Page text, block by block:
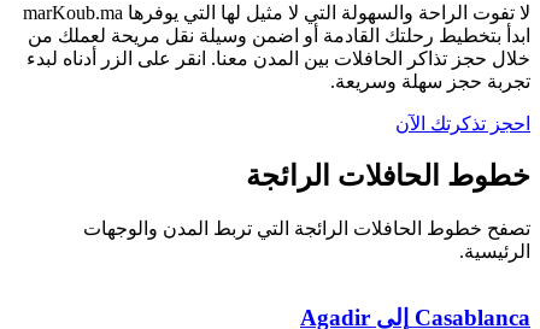
لا تفوت الراحة والسهولة التي لا مثيل لها التي يوفرها marKoub.ma
ابدأ بتخطيط رحلتك القادمة أو اضمن وسيلة نقل مريحة لعملك من
خلال حجز تذاكر الحافلات بين المدن معنا. انقر على الزر أدناه لبدء
تجربة حجز سهلة وسريعة.
احجز تذكرتك الآن
خطوط الحافلات الرائجة
تصفح خطوط الحافلات الرائجة التي تربط المدن والوجهات
الرئيسية.
Casablanca إلى Agadir